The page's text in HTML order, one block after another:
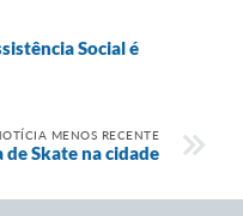
Social é
MENOS RECENTE
Skate na cidade